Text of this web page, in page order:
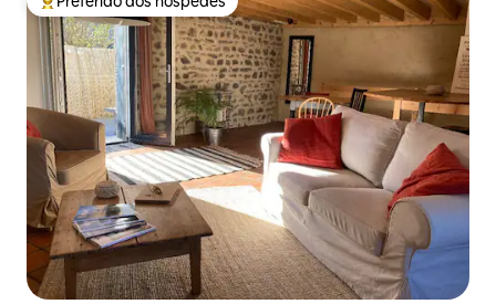
Entre os melhores preferidos dos hóspedes